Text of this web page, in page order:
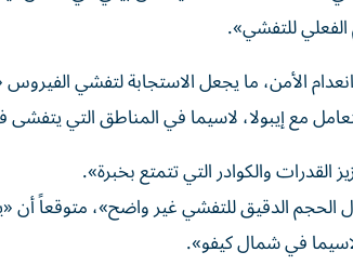
للتفشي».
الأمن، ما يجعل الاستجابة لتفشي
مع إيبولا، لاسيما في المناطق التي يتفشى
والكوادر التي تتمتع بخبرة».
الحجم الدقيق للتفشي غير واضح»، متوقعاً
لاسيما في شمال كيفو».